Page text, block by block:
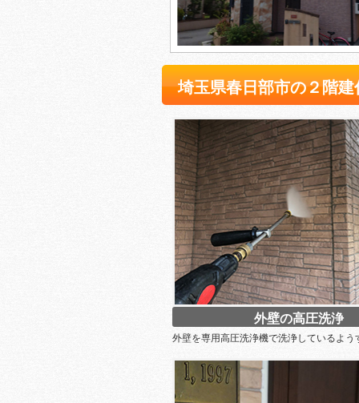
埼玉県春日部市の２階
外壁の高圧洗浄
外壁を専用高圧洗浄機で洗浄しているよう